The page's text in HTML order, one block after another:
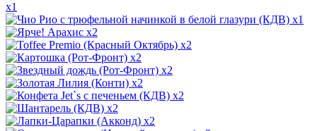
x1
x1
x2
x2
x2
x2
x2
x2
x2
x2